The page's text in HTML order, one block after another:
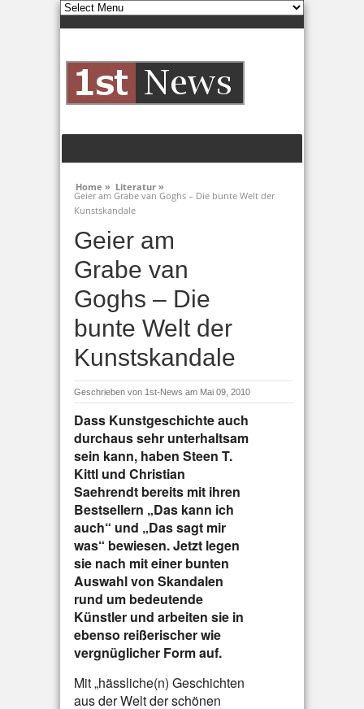
Home » Literatur »
Geier am Grabe van Goghs – Die bunte Welt der
Kunstskandale
Geier am
Grabe van
Goghs – Die
bunte Welt der
Kunstskandale
Geschrieben von 1st-News am Mai 09, 2010
Dass Kunstgeschichte auch
durchaus sehr unterhaltsam
sein kann, haben Steen T.
Kittl und Christian
Saehrendt bereits mit ihren
Bestsellern „Das kann ich
auch“ und „Das sagt mir
was“ bewiesen. Jetzt legen
sie nach mit einer bunten
Auswahl von Skandalen
rund um bedeutende
Künstler und arbeiten sie in
ebenso reißerischer wie
vergnüglicher Form auf.
Mit „hässliche(n) Geschichten
aus der Welt der schönen